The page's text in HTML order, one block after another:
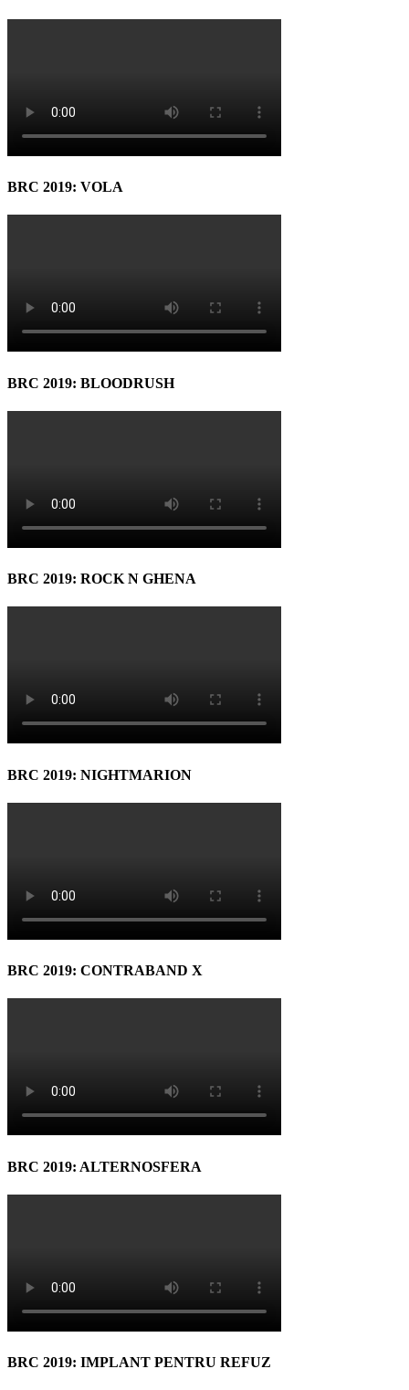
BRC 2019: VOLA
BRC 2019: BLOODRUSH
BRC 2019: ROCK N GHENA
BRC 2019: NIGHTMARION
BRC 2019: CONTRABAND X
BRC 2019: ALTERNOSFERA
BRC 2019: IMPLANT PENTRU REFUZ